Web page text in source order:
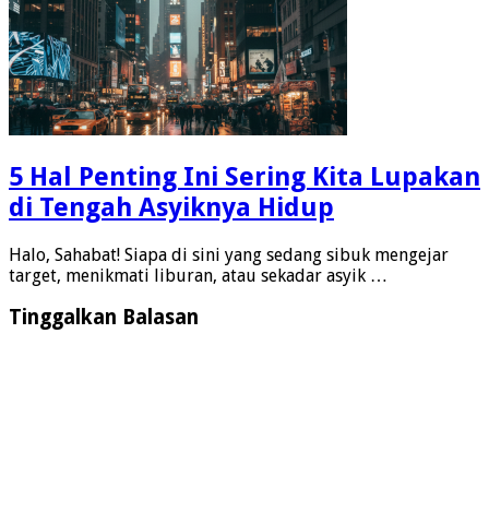
5 Hal Penting Ini Sering Kita Lupakan
di Tengah Asyiknya Hidup
Halo, Sahabat! Siapa di sini yang sedang sibuk mengejar
target, menikmati liburan, atau sekadar asyik …
Tinggalkan Balasan